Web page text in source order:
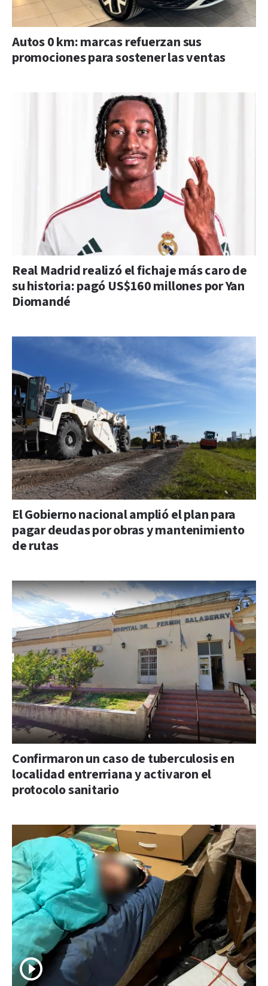
Autos 0 km: marcas refuerzan sus
promociones para sostener las ventas
Real Madrid realizó el fichaje más caro de
su historia: pagó US$160 millones por Yan
Diomandé
El Gobierno nacional amplió el plan para
pagar deudas por obras y mantenimiento
de rutas
Confirmaron un caso de tuberculosis en
localidad entrerriana y activaron el
protocolo sanitario